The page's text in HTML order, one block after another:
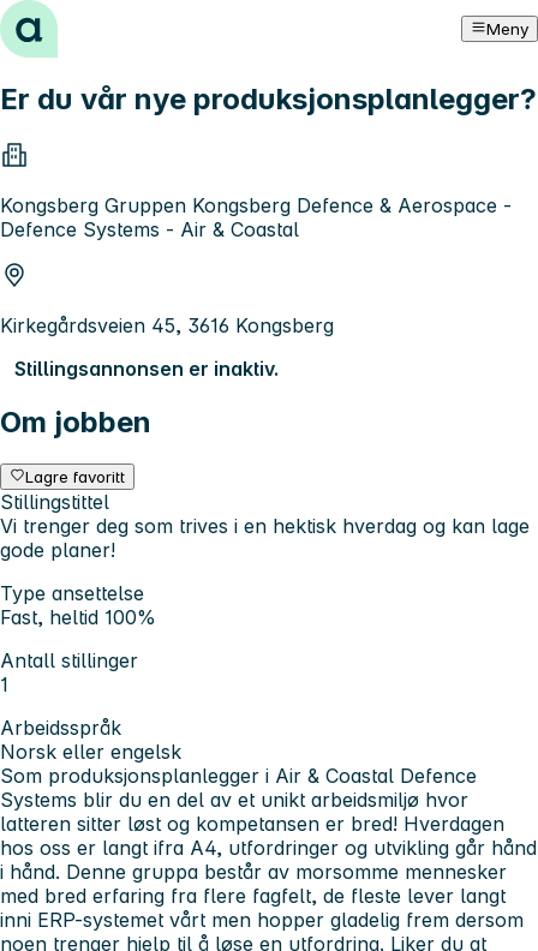
Hopp til innhold Meny
Er du vår nye produksjonsplanlegger?
Kongsberg Gruppen Kongsberg Defence & Aerospace -
Defence Systems - Air & Coastal
Kirkegårdsveien 45, 3616 Kongsberg
Stillingsannonsen er inaktiv.
Om jobben
Lagre favoritt
Stillingstittel
Vi trenger deg som trives i en hektisk hverdag og kan lage
gode planer!
Type ansettelse
Fast, heltid 100%
Antall stillinger
1
Arbeidsspråk
Norsk eller engelsk
Som produksjonsplanlegger i Air & Coastal Defence
Systems blir du en del av et unikt arbeidsmiljø hvor
latteren sitter løst og kompetansen er bred! Hverdagen
hos oss er langt ifra A4, utfordringer og utvikling går hånd
i hånd. Denne gruppa består av morsomme mennesker
med bred erfaring fra flere fagfelt, de fleste lever langt
inni ERP-systemet vårt men hopper gladelig frem dersom
noen trenger hjelp til å løse en utfordring. Liker du at